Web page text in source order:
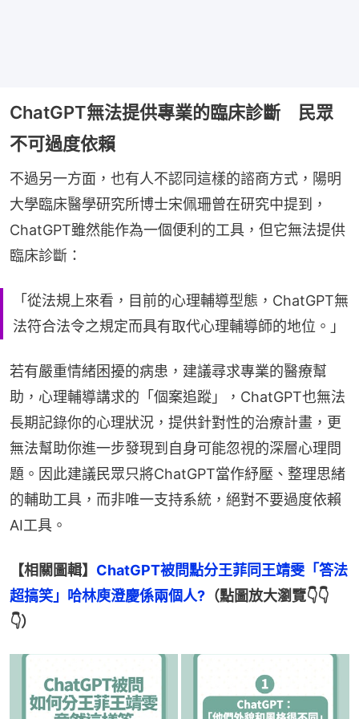
ChatGPT無法提供專業的臨床診斷 民眾
不可過度依賴
不過另一方面，也有人不認同這樣的諮商方式，陽明
大學臨床醫學研究所博士宋佩珊曾在研究中提到，
ChatGPT雖然能作為一個便利的工具，但它無法提供
臨床診斷：
「從法規上來看，目前的心理輔導型態，ChatGPT無
法符合法令之規定而具有取代心理輔導師的地位。」
若有嚴重情緒困擾的病患，建議尋求專業的醫療幫
助，心理輔導講求的「個案追蹤」，ChatGPT也無法
長期記錄你的心理狀況，提供針對性的治療計畫，更
無法幫助你進一步發現到自身可能忽視的深層心理問
題。因此建議民眾只將ChatGPT當作紓壓、整理思緒
的輔助工具，而非唯一支持系統，絕對不要過度依賴
AI工具。
【相關圖輯】 ChatGPT被問點分王菲同王靖雯「答法
超搞笑」哈林庾澄慶係兩個人? （點圖放大瀏覽👇👇
👇）